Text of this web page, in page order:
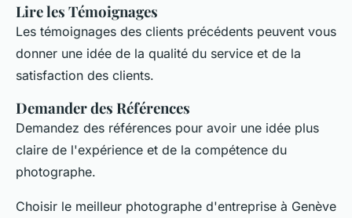
Lire les Témoignages
Les témoignages des clients précédents peuvent vous
donner une idée de la qualité du service et de la
satisfaction des clients.
Demander des Références
Demandez des références pour avoir une idée plus
claire de l'expérience et de la compétence du
photographe.
Choisir le meilleur photographe d'entreprise à Genève